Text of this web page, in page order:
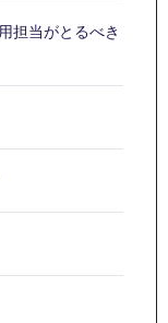
担当がとるべき